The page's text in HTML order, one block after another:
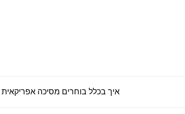
איך בכלל בוחרים מסיכה